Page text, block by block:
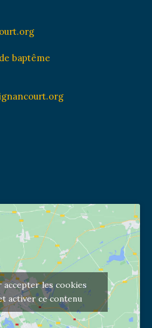
baptême
accepter les cookies
activer ce contenu